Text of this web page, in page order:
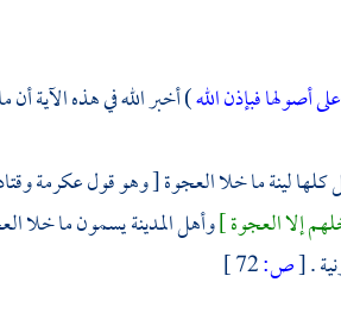
أصولها فبإذن الله) أخبر الله في هذه الآية
كلها لينة ما خلا العجوة [ وهو قولعكرمة
إلا العجوة ]وأهل المدينةيسمون ما خلا
.
[ص: